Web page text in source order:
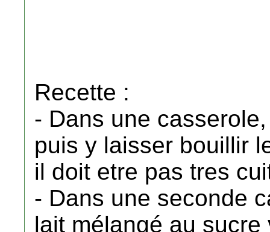
Recette :
- Dans une
puis y laisser bouillir
il doit etre pas tres
- Dans une seconde
lait mélangé au sucre